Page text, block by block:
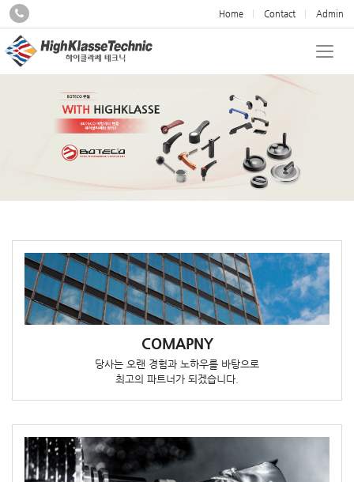
Home Contact Admin
하이클라쎄테크닉 | 독일·유
COMAPNY
당사는 오랜 경험과 노하우를 바탕으로
최고의 파트너가 되겠습니다.